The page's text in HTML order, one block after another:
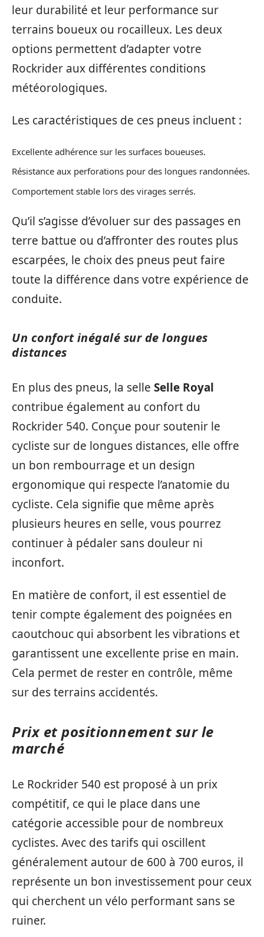
leur durabilité et leur performance sur
terrains boueux ou rocailleux. Les deux
options permettent d’adapter votre
Rockrider aux différentes conditions
météorologiques.
Les caractéristiques de ces pneus incluent :
Excellente adhérence sur les surfaces boueuses.
Résistance aux perforations pour des longues randonnées.
Comportement stable lors des virages serrés.
Qu’il s’agisse d’évoluer sur des passages en
terre battue ou d’affronter des routes plus
escarpées, le choix des pneus peut faire
toute la différence dans votre expérience de
conduite.
Un confort inégalé sur de longues
distances
En plus des pneus, la selle Selle Royal
contribue également au confort du
Rockrider 540. Conçue pour soutenir le
cycliste sur de longues distances, elle offre
un bon rembourrage et un design
ergonomique qui respecte l’anatomie du
cycliste. Cela signifie que même après
plusieurs heures en selle, vous pourrez
continuer à pédaler sans douleur ni
inconfort.
En matière de confort, il est essentiel de
tenir compte également des poignées en
caoutchouc qui absorbent les vibrations et
garantissent une excellente prise en main.
Cela permet de rester en contrôle, même
sur des terrains accidentés.
Prix et positionnement sur le
marché
Le Rockrider 540 est proposé à un prix
compétitif, ce qui le place dans une
catégorie accessible pour de nombreux
cyclistes. Avec des tarifs qui oscillent
généralement autour de 600 à 700 euros, il
représente un bon investissement pour ceux
qui cherchent un vélo performant sans se
ruiner.